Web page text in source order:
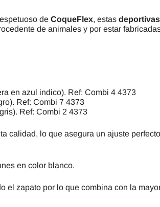
de CoqueFlex, estas
de animales y por estar
en azul indico). Ref: Combi 4 4373
Ref: Combi 7 4373
Ref: Combi 2 4373
calidad, lo que asegura un ajuste
en color blanco.
zapato por lo que combina con la